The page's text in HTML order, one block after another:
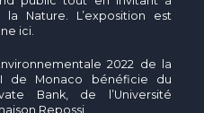
Nature. L’exposition est
ici.
2022 de la
de Monaco bénéficie du
Bank, de l’Université
Repossi.